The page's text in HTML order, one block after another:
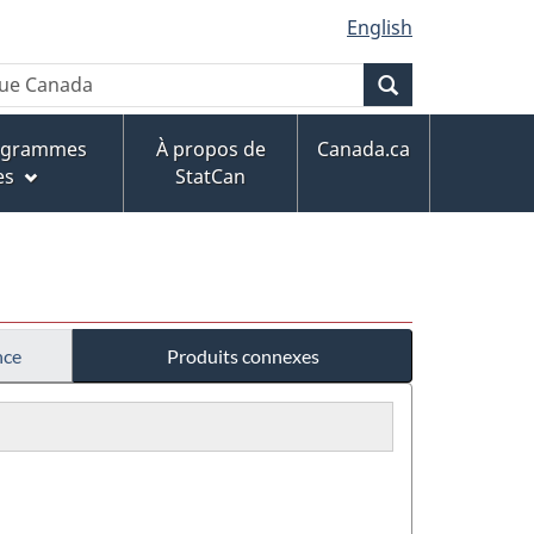
English
À propos de
StatCan
Canada.ca
Produits connexes